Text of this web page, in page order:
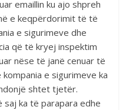
emaillin ku ajo shpreh
e keqpërdorimit të të
e sigurimeve dhe
që të kryej inspektim
nëse të janë cenuar të
e sigurimeve ka
shtet tjetër.
saj ka të parapara edhe